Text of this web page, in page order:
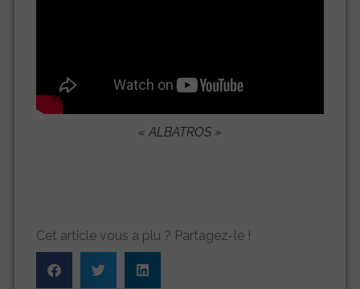
« ALBATROS »
Cet article vous a plu ? Partagez-le !